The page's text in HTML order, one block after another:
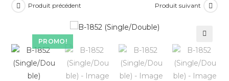
PROMO!
Produit précédent Produit suivant
🔍